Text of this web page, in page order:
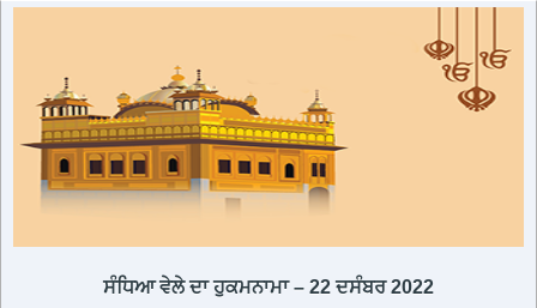
ਸੰਧਿਆ ਵੇਲੇ ਦਾ ਹੁਕਮਨਾਮਾ – 22 ਦਸੰਬਰ 2022